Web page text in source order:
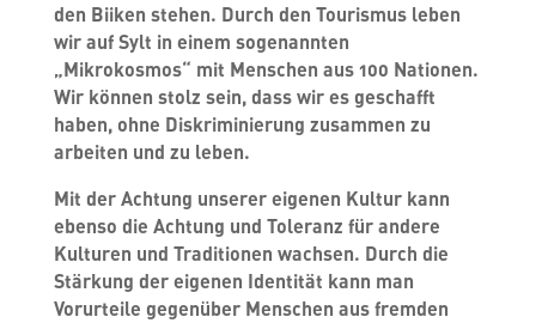
den Biiken stehen. Durch den Tourismus leben
wir auf Sylt in einem sogenannten
„Mikrokosmos“ mit Menschen aus 100 Nationen.
Wir können stolz sein, dass wir es geschafft
haben, ohne Diskriminierung zusammen zu
arbeiten und zu leben.
Mit der Achtung unserer eigenen Kultur kann
ebenso die Achtung und Toleranz für andere
Kulturen und Traditionen wachsen. Durch die
Stärkung der eigenen Identität kann man
Vorurteile gegenüber Menschen aus fremden